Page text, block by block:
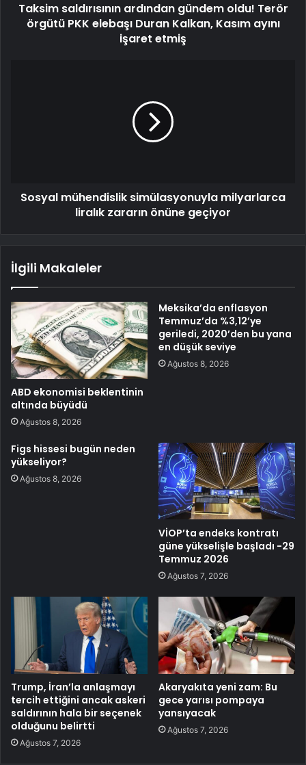
Taksim saldırısının ardından gündem oldu! Terör
örgütü PKK elebaşı Duran Kalkan, Kasım ayını
işaret etmiş
Sosyal mühendislik simülasyonuyla milyarlarca
liralık zararın önüne geçiyor
İlgili Makaleler
ABD ekonomisi beklentinin
altında büyüdü
Ağustos 8, 2026
Meksika’da enflasyon
Temmuz’da %3,12’ye
geriledi, 2020’den bu yana
en düşük seviye
Ağustos 8, 2026
Figs hissesi bugün neden
yükseliyor?
Ağustos 8, 2026
VİOP’ta endeks kontratı
güne yükselişle başladı -29
Temmuz 2026
Ağustos 7, 2026
Trump, İran’la anlaşmayı
tercih ettiğini ancak askeri
saldırının hala bir seçenek
olduğunu belirtti
Ağustos 7, 2026
Akaryakıta yeni zam: Bu
gece yarısı pompaya
yansıyacak
Ağustos 7, 2026